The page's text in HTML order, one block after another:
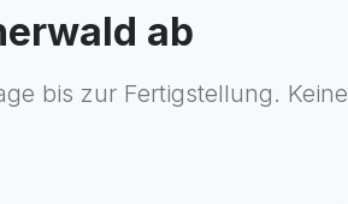
ab
bis zur Fertigstellung. Keine